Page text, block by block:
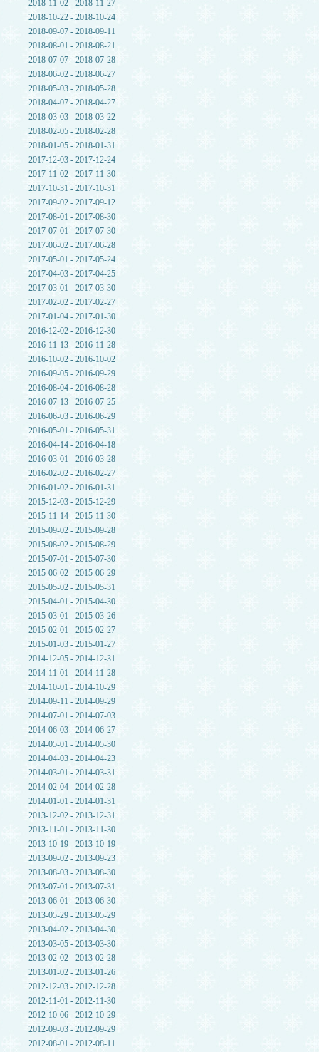
2018-11-02 - 2018-11-27
2018-10-22 - 2018-10-24
2018-09-07 - 2018-09-11
2018-08-01 - 2018-08-21
2018-07-07 - 2018-07-28
2018-06-02 - 2018-06-27
2018-05-03 - 2018-05-28
2018-04-07 - 2018-04-27
2018-03-03 - 2018-03-22
2018-02-05 - 2018-02-28
2018-01-05 - 2018-01-31
2017-12-03 - 2017-12-24
2017-11-02 - 2017-11-30
2017-10-31 - 2017-10-31
2017-09-02 - 2017-09-12
2017-08-01 - 2017-08-30
2017-07-01 - 2017-07-30
2017-06-02 - 2017-06-28
2017-05-01 - 2017-05-24
2017-04-03 - 2017-04-25
2017-03-01 - 2017-03-30
2017-02-02 - 2017-02-27
2017-01-04 - 2017-01-30
2016-12-02 - 2016-12-30
2016-11-13 - 2016-11-28
2016-10-02 - 2016-10-02
2016-09-05 - 2016-09-29
2016-08-04 - 2016-08-28
2016-07-13 - 2016-07-25
2016-06-03 - 2016-06-29
2016-05-01 - 2016-05-31
2016-04-14 - 2016-04-18
2016-03-01 - 2016-03-28
2016-02-02 - 2016-02-27
2016-01-02 - 2016-01-31
2015-12-03 - 2015-12-29
2015-11-14 - 2015-11-30
2015-09-02 - 2015-09-28
2015-08-02 - 2015-08-29
2015-07-01 - 2015-07-30
2015-06-02 - 2015-06-29
2015-05-02 - 2015-05-31
2015-04-01 - 2015-04-30
2015-03-01 - 2015-03-26
2015-02-01 - 2015-02-27
2015-01-03 - 2015-01-27
2014-12-05 - 2014-12-31
2014-11-01 - 2014-11-28
2014-10-01 - 2014-10-29
2014-09-11 - 2014-09-29
2014-07-01 - 2014-07-03
2014-06-03 - 2014-06-27
2014-05-01 - 2014-05-30
2014-04-03 - 2014-04-23
2014-03-01 - 2014-03-31
2014-02-04 - 2014-02-28
2014-01-01 - 2014-01-31
2013-12-02 - 2013-12-31
2013-11-01 - 2013-11-30
2013-10-19 - 2013-10-19
2013-09-02 - 2013-09-23
2013-08-03 - 2013-08-30
2013-07-01 - 2013-07-31
2013-06-01 - 2013-06-30
2013-05-29 - 2013-05-29
2013-04-02 - 2013-04-30
2013-03-05 - 2013-03-30
2013-02-02 - 2013-02-28
2013-01-02 - 2013-01-26
2012-12-03 - 2012-12-28
2012-11-01 - 2012-11-30
2012-10-06 - 2012-10-29
2012-09-03 - 2012-09-29
2012-08-01 - 2012-08-11